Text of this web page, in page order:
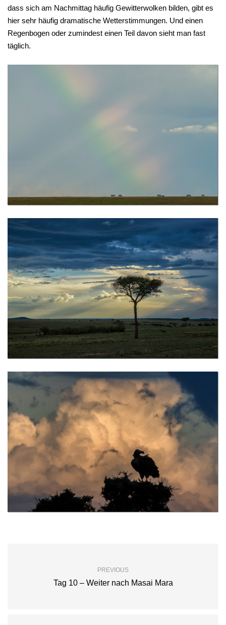
dass sich am Nachmittag häufig Gewitterwolken bilden, gibt es
hier sehr häufig dramatische Wetterstimmungen. Und einen
Regenbogen oder zumindest einen Teil davon sieht man fast
täglich.
PREVIOUS
Tag 10 – Weiter nach Masai Mara